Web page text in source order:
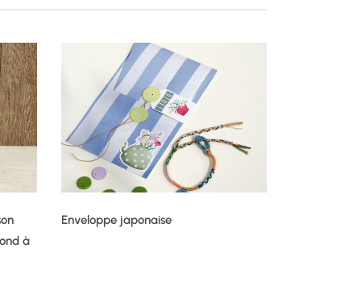
à
Enveloppe japonaise